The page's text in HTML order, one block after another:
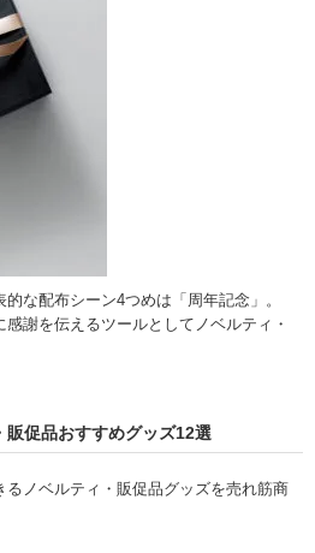
な配布シーン4つめは「周年記念」。
謝を伝えるツールとしてノベルティ・
販促品おすすめグッズ12選
るノベルティ・販促品グッズを売れ筋商